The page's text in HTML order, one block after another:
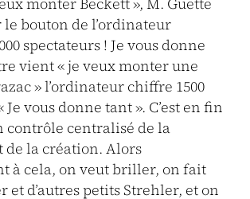
bouton de l’ordinateur
spectateurs ! Je vous donne
vient « je veux monter une
» l’ordinateur chiffre 1500
Je vous donne tant ». C’est en fin
contrôle centralisé de la
de la création. Alors
à cela, on veut briller, on fait
d’autres petits Strehler, et on